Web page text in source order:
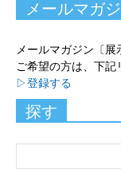
メールマガ
メールマガジン〔
ご希望の方は、下記
▷登録する
探す